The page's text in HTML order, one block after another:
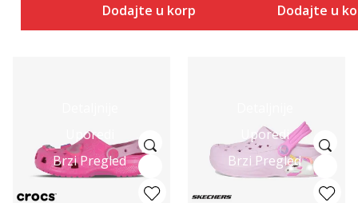
Dodajte u korpu Dodajte u
Uporedi
Brzi Pregled
Uporedi
Brzi Pregled